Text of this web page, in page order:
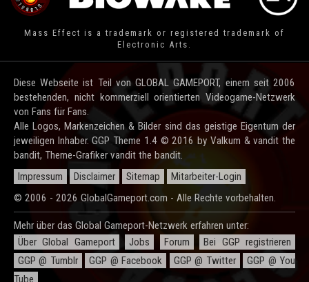
Mass Effect is a trademark or registered trademark of
Electronic Arts.
Diese Webseite ist Teil von GLOBAL GAMEPORT, einem seit 2006
bestehenden, nicht kommerziell orientierten Videogame-Netzwerk
von Fans für Fans.
Alle Logos, Markenzeichen & Bilder sind das geistige Eigentum der
jeweiligen Inhaber. GGP Theme 1.4 © 2016 by Valkum & vandit the
bandit, Theme-Grafiker vandit the bandit.
Impressum
Disclaimer Sitemap
Mitarbeiter-Login
© 2006 - 2026 GlobalGameport.com - Alle Rechte vorbehalten.
Mehr über das Global Gameport-Netzwerk erfahren unter:
Über Global Gameport
Jobs Forum
Bei GGP registrieren
GGP @ Tumblr
GGP @ Facebook GGP @ Twitter
GGP @ You
Tube